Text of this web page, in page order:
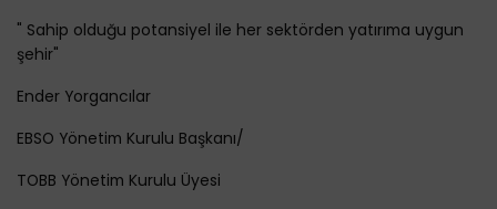
" Sahip olduğu potansiyel ile her sektörden yatırıma uygun
şehir"
Ender Yorgancılar
EBSO Yönetim Kurulu Başkanı/
TOBB Yönetim Kurulu Üyesi